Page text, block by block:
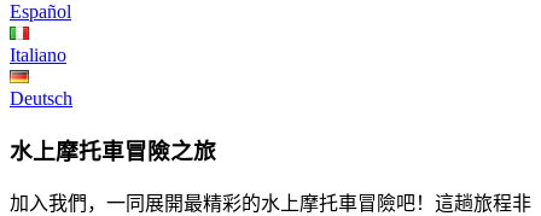
Español
Italiano
Deutsch
水上摩托車冒險之旅
加入我們，一同展開最精彩的水上摩托車冒險吧！這趟旅程非